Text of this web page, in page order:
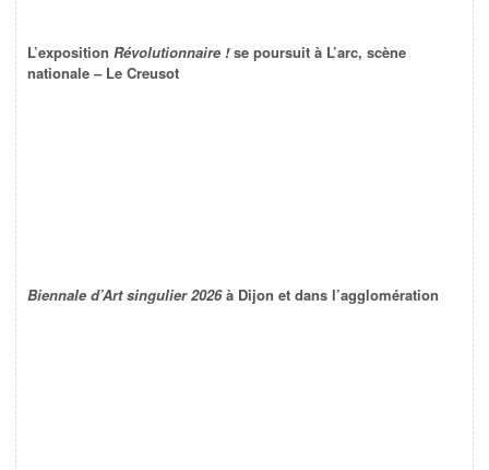
L’exposition Révolutionnaire !se poursuit à L’arc, scène
nationale – Le Creusot
Biennale d’Art singulier 2026à Dijon et dans l’agglomération